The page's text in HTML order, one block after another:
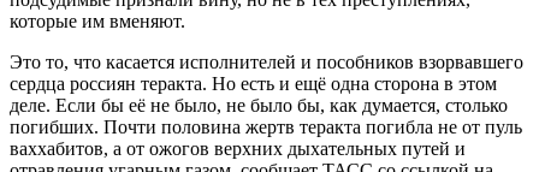
которые им вменяют.
Это то, что касается исполнителей и пособников взорвавшего
сердца россиян теракта. Но есть и ещё одна сторона в этом
деле. Если бы её не было, не было бы, как думается, столько
погибших. Почти половина жертв теракта погибла не от пуль
ваххабитов, а от ожогов верхних дыхательных путей и